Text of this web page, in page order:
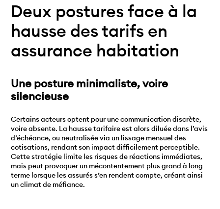
Deux postures face à la
hausse des tarifs en
assurance habitation
Une posture minimaliste, voire
silencieuse
Certains acteurs optent pour une communication discrète,
voire absente. La hausse tarifaire est alors diluée dans l’avis
d’échéance, ou neutralisée via un lissage mensuel des
cotisations, rendant son impact difficilement perceptible.
Cette stratégie limite les risques de réactions immédiates,
mais peut provoquer un mécontentement plus grand à long
terme lorsque les assurés s’en rendent compte, créant ainsi
un climat de méfiance.